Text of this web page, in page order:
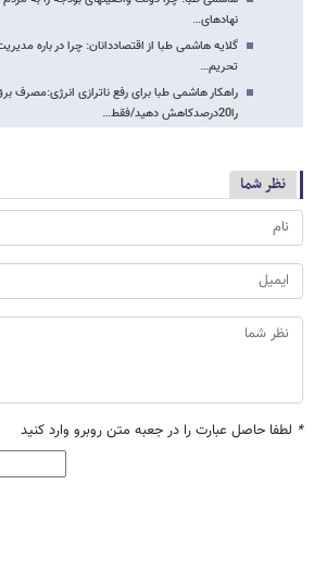
نهادهای…
گلایه هاشمی طبا از اقتصاددانان: چرا در باره
تحریم…
راهکار هاشمی طبا برای رفع ناترازی
را20درصدکاهش دهید/فقط…
نظر شما
* لطفا حاصل عبارت را در جعبه متن روبرو وارد کنید